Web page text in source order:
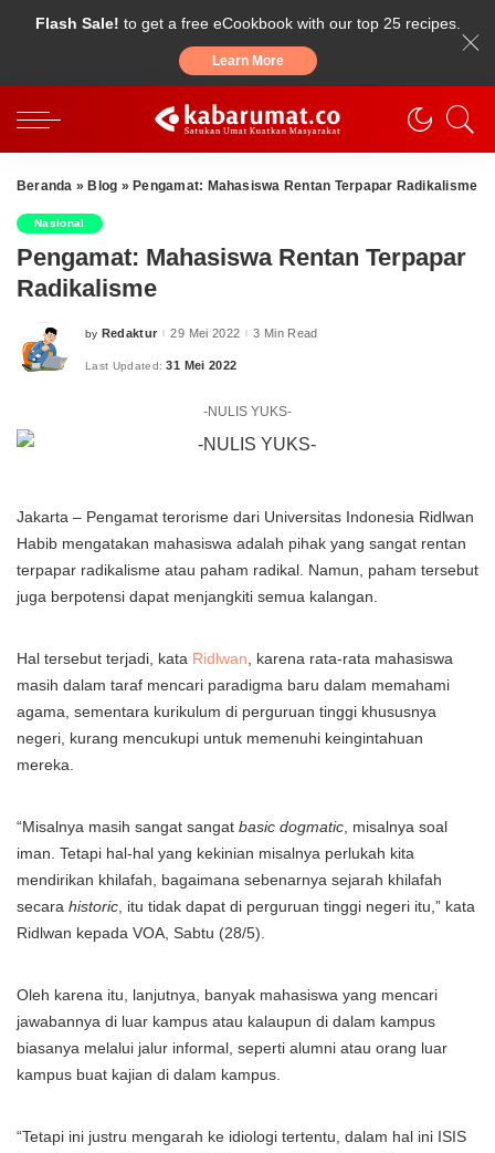
Flash Sale! to get a free eCookbook with our top 25 recipes.
Learn More
Beranda » Blog » Pengamat: Mahasiswa Rentan Terpapar Radikalisme
Nasional
Pengamat: Mahasiswa Rentan Terpapar
Radikalisme
Posted
by Redaktur 29 Mei 2022 3 Min Read
Last Updated: 31 Mei 2022
-NULIS YUKS-
Jakarta – Pengamat terorisme dari Universitas Indonesia Ridlwan
Habib mengatakan mahasiswa adalah pihak yang sangat rentan
terpapar radikalisme atau paham radikal. Namun, paham tersebut
juga berpotensi dapat menjangkiti semua kalangan.
Hal tersebut terjadi, kata Ridlwan , karena rata-rata mahasiswa
masih dalam taraf mencari paradigma baru dalam memahami
agama, sementara kurikulum di perguruan tinggi khususnya
negeri, kurang mencukupi untuk memenuhi keingintahuan
mereka.
“Misalnya masih sangat sangat basic dogmatic , misalnya soal
iman. Tetapi hal-hal yang kekinian misalnya perlukah kita
mendirikan khilafah, bagaimana sebenarnya sejarah khilafah
secara historic , itu tidak dapat di perguruan tinggi negeri itu,” kata
Ridlwan kepada VOA, Sabtu (28/5).
Oleh karena itu, lanjutnya, banyak mahasiswa yang mencari
jawabannya di luar kampus atau kalaupun di dalam kampus
biasanya melalui jalur informal, seperti alumni atau orang luar
kampus buat kajian di dalam kampus.
“Tetapi ini justru mengarah ke idiologi tertentu, dalam hal ini ISIS